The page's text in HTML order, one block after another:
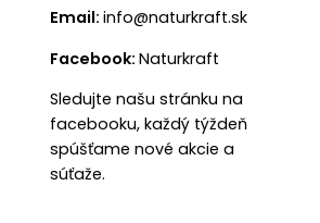
Email:info@naturkraft.sk
Facebook:Naturkraft
Sledujte našu stránku na
facebooku, každý týždeň
spúšťame nové akcie a
súťaže.